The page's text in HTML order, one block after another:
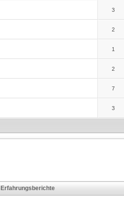
3
2
1
2
7
3
Erfahrungsberichte